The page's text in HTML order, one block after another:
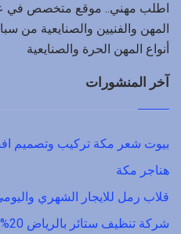
اطلب مهني.. موقع متخصص في
المهن والفنيين والصنايعية من
أنواع المهن الحرة والصنايعية
آخر المنشورات
بيوت شعر مكة تركيب وتصميم
هناجر مكة
قلاب رمل للايجار الشهري
شركة تنظيف ستائر بالرياض 20% خصم على التنظيف بالبخار